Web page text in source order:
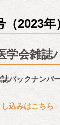
（2023
学会雑誌
バックナンバ
込みはこちら